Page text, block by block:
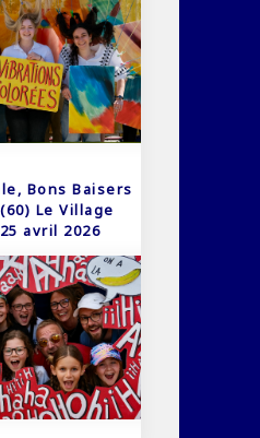
Bons Baisers
(60) Le Village
avril 2026